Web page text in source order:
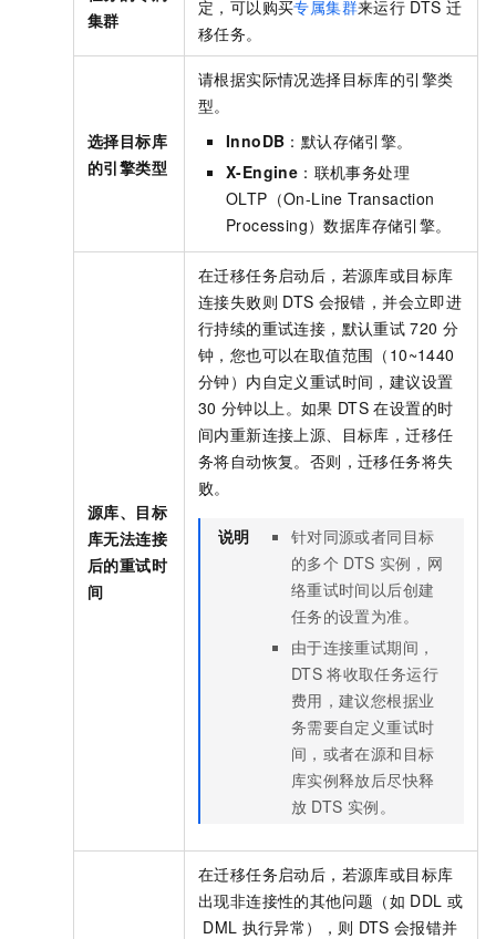
集群
定，可以购买专属集群来运行 DTS 迁
移任务。
选择目标库
的引擎类型
请根据实际情况选择目标库的引擎类
型。
InnoDB ：默认存储引擎。
X-Engine ：联机事务处理
OLTP（On-Line Transaction
Processing）数据库存储引擎。
源库、目标
库无法连接
后的重试时
间
在迁移任务启动后，若源库或目标库
连接失败则 DTS 会报错，并会立即进
行持续的重试连接，默认重试 720 分
钟，您也可以在取值范围（10~1440
分钟）内自定义重试时间，建议设置
30 分钟以上。如果 DTS 在设置的时
间内重新连接上源、目标库，迁移任
务将自动恢复。否则，迁移任务将失
败。
说明
针对同源或者同目标
的多个 DTS 实例，网
络重试时间以后创建
任务的设置为准。
由于连接重试期间，
DTS 将收取任务运行
费用，建议您根据业
务需要自定义重试时
间，或者在源和目标
库实例释放后尽快释
放 DTS 实例。
在迁移任务启动后，若源库或目标库
出现非连接性的其他问题（如 DDL 或
DML 执行异常），则 DTS 会报错并